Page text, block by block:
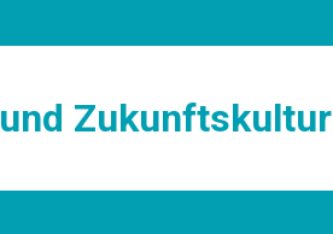
Zukunftskultur